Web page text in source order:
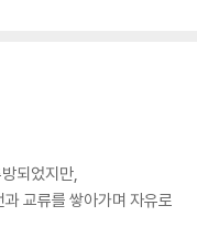
되었지만,
교류를 쌓아가며 자유로